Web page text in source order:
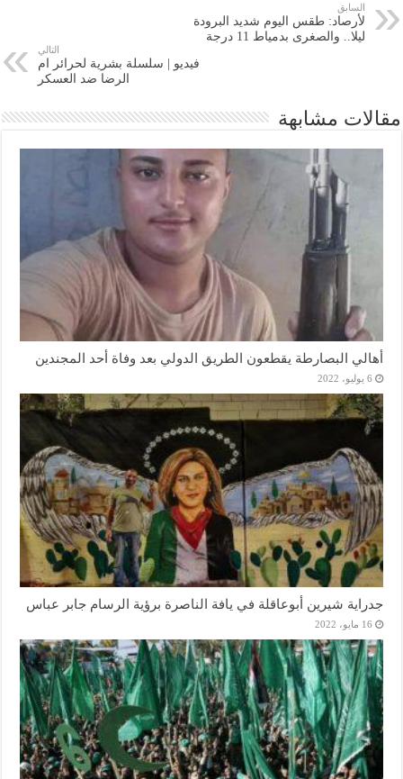
السابق
لأرصاد: طقس اليوم شديد البرودة
ليلا.. والصغرى بدمياط 11 درجة
التالي
فيديو | سلسلة بشرية لحرائر ام
الرضا ضد العسكر
مقالات مشابهة
أهالي البصارطة يقطعون الطريق الدولي بعد وفاة أحد المجندين
6 يوليو، 2022
جدراية شيرين أبوعاقلة في يافة الناصرة برؤية الرسام جابر عباس
16 مايو، 2022